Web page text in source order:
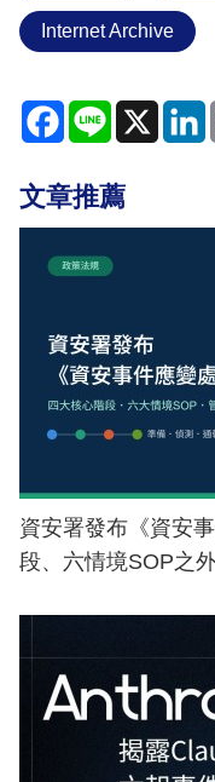
Internet Archive
Facebook
Line X
文章推薦
資安署發布《資安
段、六情境SOP之